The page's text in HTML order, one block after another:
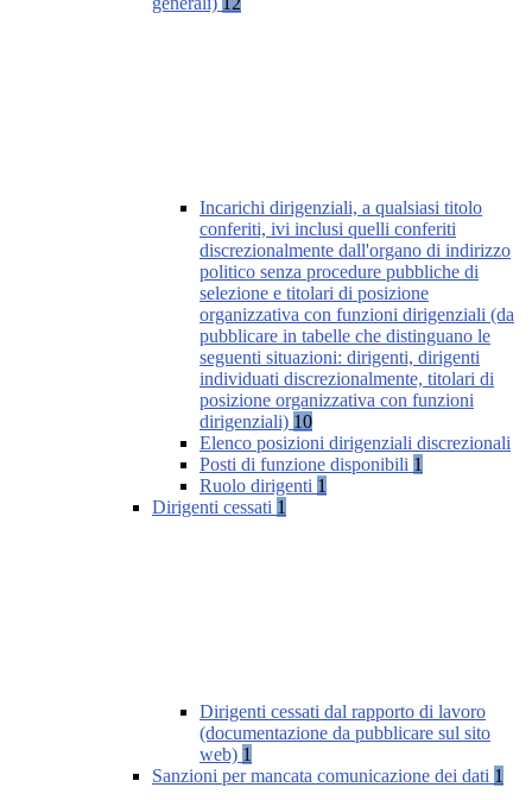
Incarichi dirigenziali, a qualsiasi titolo
conferiti, ivi inclusi quelli conferiti
discrezionalmente dall'organo di indirizzo
politico senza procedure pubbliche di
selezione e titolari di posizione
organizzativa con funzioni dirigenziali (da
pubblicare in tabelle che distinguano le
seguenti situazioni: dirigenti, dirigenti
individuati discrezionalmente, titolari di
posizione organizzativa con funzioni
dirigenziali) 10
Elenco posizioni dirigenziali discrezionali
Posti di funzione disponibili 1
Ruolo dirigenti 1
Dirigenti cessati 1
Dirigenti cessati dal rapporto di lavoro
(documentazione da pubblicare sul sito
web) 1
Sanzioni per mancata comunicazione dei dati 1